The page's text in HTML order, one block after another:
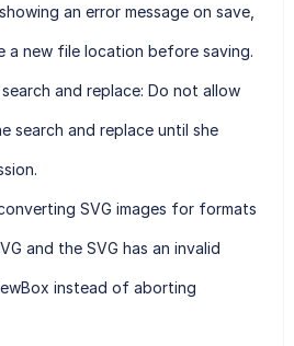
an error message on save,
a new file location before saving.
and replace: Do not allow
search and replace until she
SVG images for formats
and the SVG has an invalid
instead of aborting